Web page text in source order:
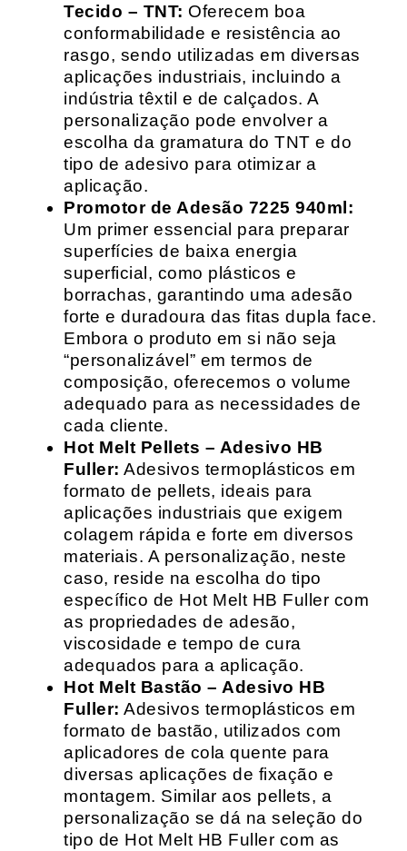
Tecido – TNT: Oferecem boa
conformabilidade e resistência ao
rasgo, sendo utilizadas em diversas
aplicações industriais, incluindo a
indústria têxtil e de calçados. A
personalização pode envolver a
escolha da gramatura do TNT e do
tipo de adesivo para otimizar a
aplicação.
Promotor de Adesão 7225 940ml:
Um primer essencial para preparar
superfícies de baixa energia
superficial, como plásticos e
borrachas, garantindo uma adesão
forte e duradoura das fitas dupla face.
Embora o produto em si não seja
“personalizável” em termos de
composição, oferecemos o volume
adequado para as necessidades de
cada cliente.
Hot Melt Pellets – Adesivo HB
Fuller: Adesivos termoplásticos em
formato de pellets, ideais para
aplicações industriais que exigem
colagem rápida e forte em diversos
materiais. A personalização, neste
caso, reside na escolha do tipo
específico de Hot Melt HB Fuller com
as propriedades de adesão,
viscosidade e tempo de cura
adequados para a aplicação.
Hot Melt Bastão – Adesivo HB
Fuller: Adesivos termoplásticos em
formato de bastão, utilizados com
aplicadores de cola quente para
diversas aplicações de fixação e
montagem. Similar aos pellets, a
personalização se dá na seleção do
tipo de Hot Melt HB Fuller com as